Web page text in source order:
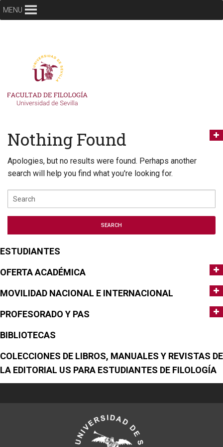
MENU
Nothing Found
Apologies, but no results were found. Perhaps another
search will help you find what you're looking for.
ESTUDIANTES
OFERTA ACADÉMICA
MOVILIDAD NACIONAL E INTERNACIONAL
PROFESORADO Y PAS
BIBLIOTECAS
COLECCIONES DE LIBROS, MANUALES Y REVISTAS DE
LA EDITORIAL US PARA ESTUDIANTES DE FILOLOGÍA